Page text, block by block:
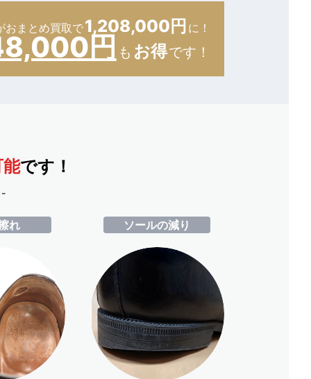
おまとめ買取で1,208,000円 に！
円 も お得です！
です！
-
れ ソールの減り